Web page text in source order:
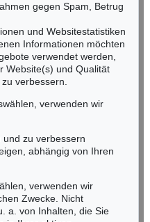
80-595
verpassen!
rechtzeitig.
gegen Spam, Betrug
und Websitestatistiken
Informationen möchten
verwendet werden,
Website(s) und Qualität
verbessern.
verwenden wir
und zu verbessern
abhängig von Ihren
verwenden wir
Zwecke. Nicht
a. von Inhalten, die Sie